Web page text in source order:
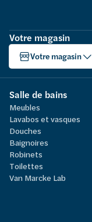
Votre magasin
Votre magasin
Salle de bains
Meubles
Lavabos et vasques
Douches
Baignoires
Robinets
Toilettes
Van Marcke Lab